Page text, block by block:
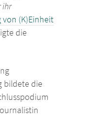
ihr
von (K)Einheit
die
bildete die